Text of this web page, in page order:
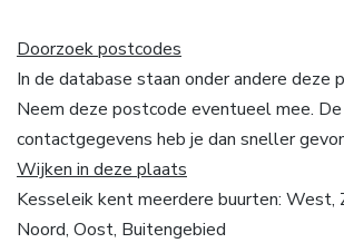
Doorzoek postcodes
In de database staan onder andere deze
Neem deze postcode eventueel mee.
contactgegevens heb je dan sneller
Wijken in deze plaats
Kesseleik kent meerdere buurten: West,
Noord, Oost, Buitengebied